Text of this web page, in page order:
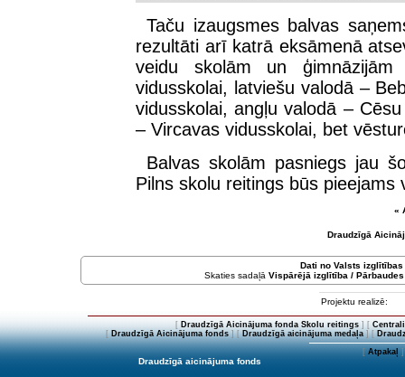
Taču izaugsmes balvas
rezultāti arī katrā eksāmenā
veidu skolām un ģimnāzijām
vidusskolai, latviešu valodā –
vidusskolai, angļu valodā –
– Vircavas vidusskolai, bet
Balvas skolām pasniegs jau
Pilns skolu reitings būs pieejams
«
Draudzīgā
Dati no Valsts
Skaties sadaļā Vispārējā izglītība /
Projektu realizē:
[ Draudzīgā Aicinājuma fonda Skolu reitings] [
[Draudzīgā Aicinājuma fonds] [Draudzīgā aicinājuma medaļa] [
[Atpakaļ]
Draudzīgā aicinājuma fonds